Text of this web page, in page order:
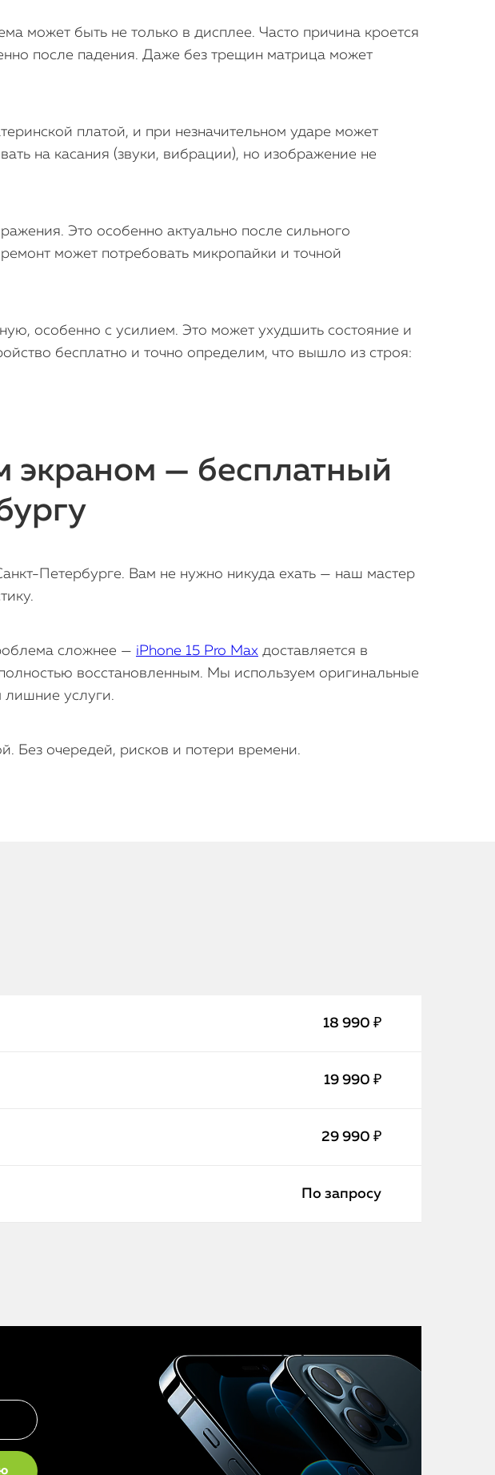
может быть не только в дисплее. Часто причина кроется
после падения. Даже без трещин матрица может
платой, и при незначительном ударе может
на касания (звуки, вибрации), но изображение не
Это особенно актуально после сильного
может потребовать микропайки и точной
особенно с усилием. Это может ухудшить состояние и
бесплатно и точно определим, что вышло из строя:
экраном — бесплатный
Петербурге. Вам не нужно никуда ехать — наш мастер
сложнее — iPhone 15 Pro Max доставляется в
восстановленным. Мы используем оригинальные
лишние услуги.
Без очередей, рисков и потери времени.
18 990 ₽
19 990 ₽
29 990 ₽
По запросу